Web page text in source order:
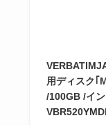
用ディスク｢
/100GB /イ